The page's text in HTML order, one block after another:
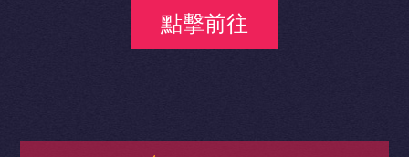
點擊前往